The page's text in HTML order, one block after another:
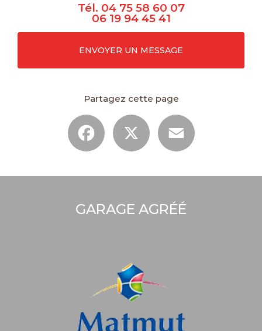
Tél. 04 75 58 60 07
06 19 94 45 41
ENVOYER UN MESSAGE
Partagez cette page
Facebook
GARAGE AGRÉÉ